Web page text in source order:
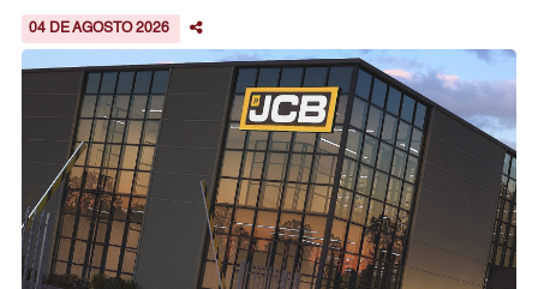
04 DE AGOSTO 2026